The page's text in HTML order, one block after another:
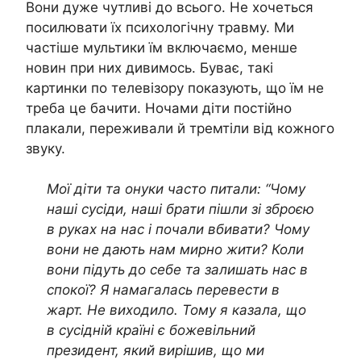
Вони дуже чутливі до всього. Не хочеться
посилювати їх психологічну травму. Ми
частіше мультики їм включаємо, менше
новин при них дивимось. Буває, такі
картинки по телевізору показують, що їм не
треба це бачити. Ночами діти постійно
плакали, переживали й тремтіли від кожного
звуку.
Мої діти та онуки часто питали: “Чому
наші сусіди, наші брати пішли зі зброєю
в руках на нас і почали вбивати? Чому
вони не дають нам мирно жити? Коли
вони підуть до себе та залишать нас в
спокої? Я намагалась перевести в
жарт. Не виходило. Тому я казала, що
в сусідній країні є божевільний
президент, який вирішив, що ми